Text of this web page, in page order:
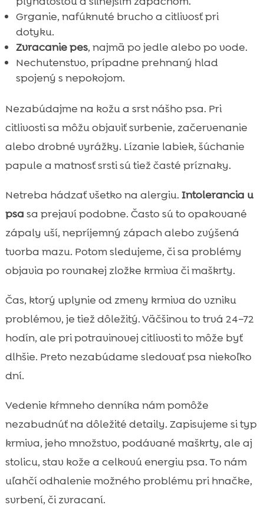
Grganie, nafúknuté brucho a citlivosť pri
dotyku.
Zvracanie pes, najmä po jedle alebo po vode.
Nechutenstvo, prípadne prehnaný hlad
spojený s nepokojom.
Nezabúdajme na kožu a srst nášho psa. Pri
citlivosti sa môžu objaviť svrbenie, začervenanie
alebo drobné vyrážky. Lízanie labiek, šúchanie
papule a matnosť srsti sú tiež časté príznaky.
Netreba hádzať všetko na alergiu. Intolerancia u
psa sa prejaví podobne. Často sú to opakované
zápaly uší, nepríjemný zápach alebo zvýšená
tvorba mazu. Potom sledujeme, či sa problémy
objavia po rovnakej zložke krmiva či maškrty.
Čas, ktorý uplynie od zmeny krmiva do vzniku
problémov, je tiež dôležitý. Väčšinou to trvá 24–72
hodín, ale pri potravinovej citlivosti to môže byť
dlhšie. Preto nezabúdame sledovať psa niekoľko
dní.
Vedenie kŕmneho denníka nám pomôže
nezabudnúť na dôležité detaily. Zapisujeme si typ
krmiva, jeho množstvo, podávané maškrty, ale aj
stolicu, stav kože a celkovú energiu psa. To nám
uľahčí odhalenie možného problému pri hnačke,
svrbení, či zvracaní.